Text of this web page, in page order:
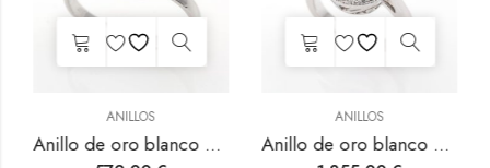
ANILLOS
Anillo de oro blanco con esmeralda.
ANILLOS
Anillo de oro blanco con turmalina y diamantes.